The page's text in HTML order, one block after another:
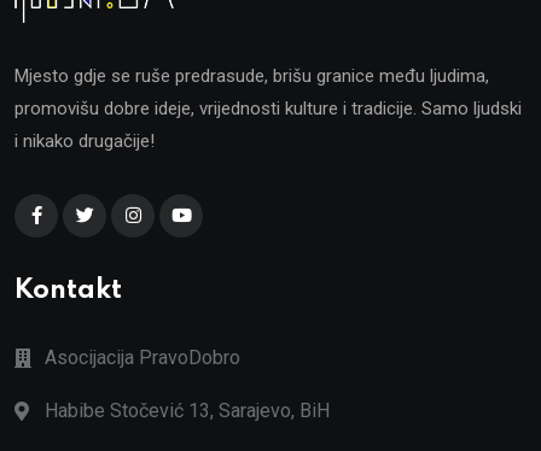
Mjesto gdje se ruše predrasude, brišu granice među ljudima,
promovišu dobre ideje, vrijednosti kulture i tradicije. Samo ljudski
i nikako drugačije!
Kontakt
Asocijacija PravoDobro
Habibe Stočević 13, Sarajevo, BiH